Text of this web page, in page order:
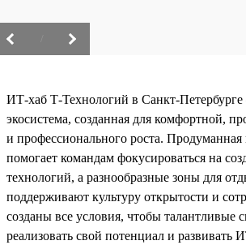
ИТ-хаб Т-Технологий в Санкт-
экосистема, созданная для комфортной,
и профессионального роста. Продуманная
помогает командам фокусироваться на
технологий, а разнообразные зоны для
поддерживают культуру открытости и
созданы все условия, чтобы талантливые
реализовать свой потенциал и развивать